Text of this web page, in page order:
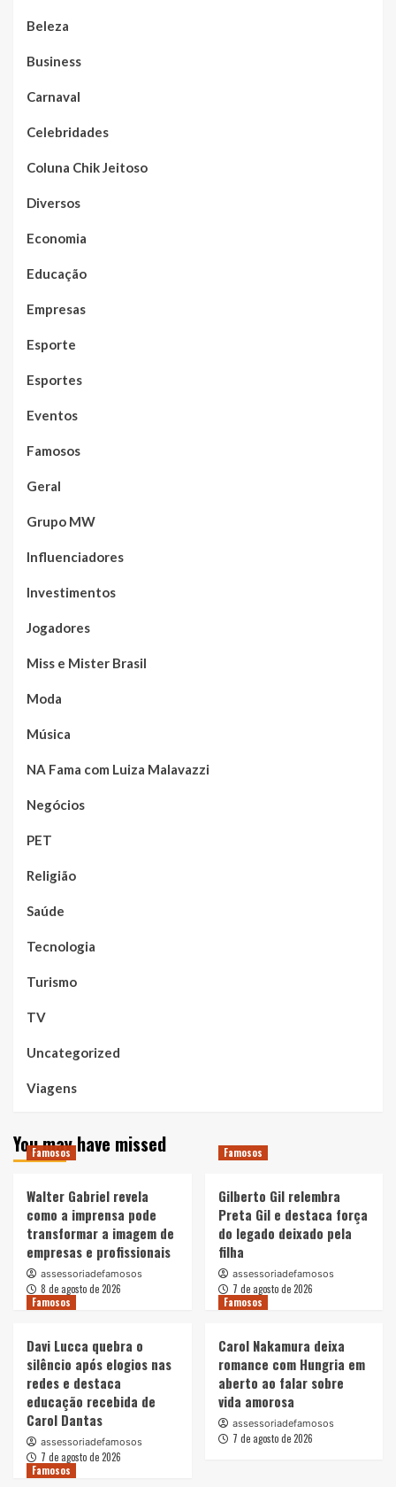
Beleza
Business
Carnaval
Celebridades
Coluna Chik Jeitoso
Diversos
Economia
Educação
Empresas
Esporte
Esportes
Eventos
Famosos
Geral
Grupo MW
Influenciadores
Investimentos
Jogadores
Miss e Mister Brasil
Moda
Música
NA Fama com Luiza Malavazzi
Negócios
PET
Religião
Saúde
Tecnologia
Turismo
TV
Uncategorized
Viagens
You may have missed
Famosos
Walter Gabriel revela
como a imprensa pode
transformar a imagem de
empresas e profissionais
assessoriadefamosos
8 de agosto de 2026
Famosos
Gilberto Gil relembra
Preta Gil e destaca força
do legado deixado pela
filha
assessoriadefamosos
7 de agosto de 2026
Famosos
Davi Lucca quebra o
silêncio após elogios nas
redes e destaca
educação recebida de
Carol Dantas
assessoriadefamosos
7 de agosto de 2026
Famosos
Carol Nakamura deixa
romance com Hungria em
aberto ao falar sobre
vida amorosa
assessoriadefamosos
7 de agosto de 2026
Famosos